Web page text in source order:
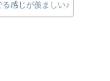
感じが羨ましい♪